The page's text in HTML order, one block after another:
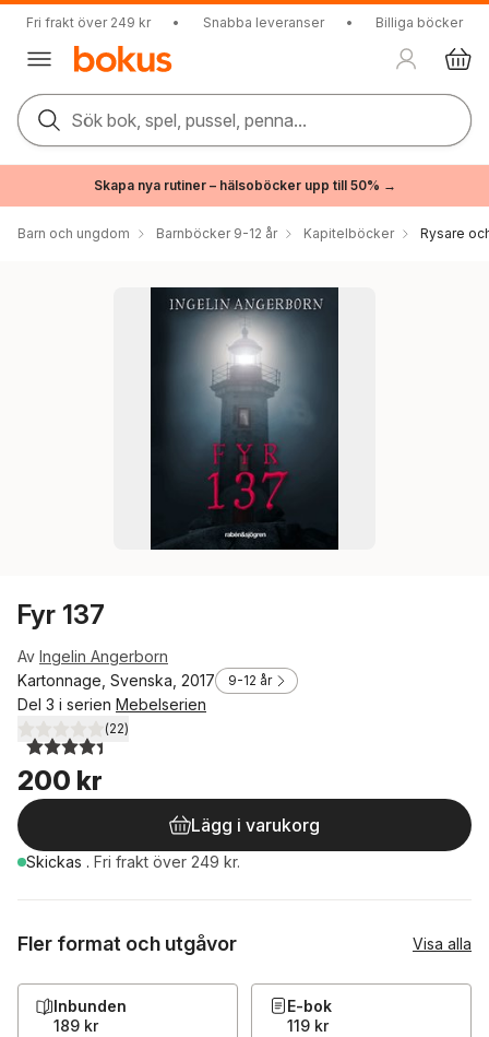
Fri frakt över 249 kr • Snabba leveranser • Billiga böcker
Sök bok, spel, pussel, penna...
Skapa nya rutiner – hälsoböcker upp till 50% →
Barn och ungdom Barnböcker 9-12 år Kapitelböcker Rysare
Fyr 137
Av Ingelin Angerborn
Kartonnage, Svenska, 2017
9-12 år
Del 3 i serien Mebelserien
4,4utav 5 stjärnor. Totalt antal röster:
(22)
200 kr
Lägg i varukorg
Skickas . Fri frakt över 249 kr.
Fler format och utgåvor Visa alla
Inbunden
189 kr
E-bok
119 kr